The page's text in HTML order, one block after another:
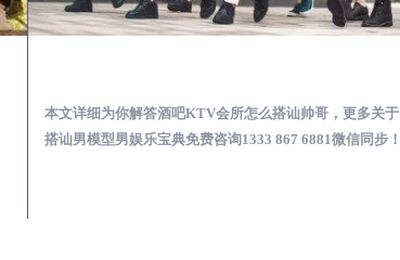
本文详细为你解答酒吧KTV会所怎么搭讪帅哥，更多关于
搭讪男模型男娱乐宝典免费咨询1333 867 6881微信同步！